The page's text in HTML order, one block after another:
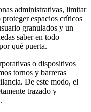
administrativas, limitar
espacios críticos
granulados y un
saber en todo
qué puerta.
o dispositivos
tornos y barreras
De este modo, el
trazado y